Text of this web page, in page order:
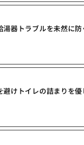
湯器トラブルを未然に
避けトイレの詰まりを